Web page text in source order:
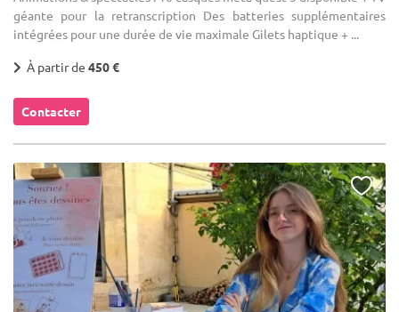
géante pour la retranscription Des batteries supplémentaires
intégrées pour une durée de vie maximale Gilets haptique + ...
À partir de 450 €
Contacter